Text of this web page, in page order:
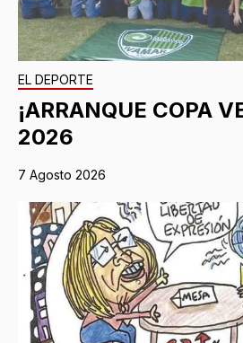
EL DEPORTE
¡ARRANQUE COPA
2026
7 Agosto 2026